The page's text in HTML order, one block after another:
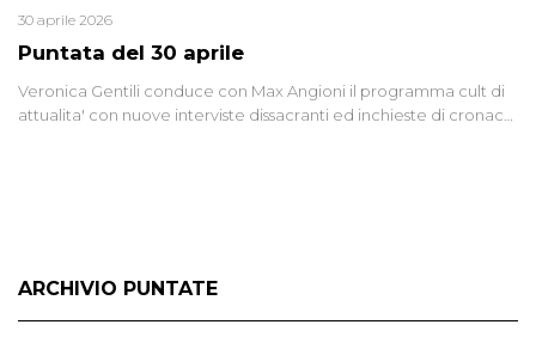
Puntata del 30 aprile
30 aprile 2026
Veronica Gentili conduce con Max Angioni il programma cult di
attualita' con nuove interviste dissacranti ed inchieste di cronaca
ARCHIVIO PUNTATE